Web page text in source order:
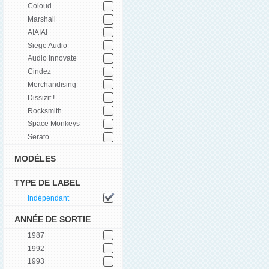
Coloud
Marshall
AIAIAI
Siege Audio
Audio Innovate
Cindez
Merchandising
Dissizit !
Rocksmith
Space Monkeys
Serato
MODÈLES
TYPE DE LABEL
Indépendant
ANNÉE DE SORTIE
1987
1992
1993